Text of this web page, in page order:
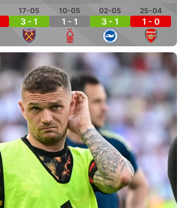
17-05
3 - 1
10-05
1 - 1
02-05
3 - 1
25-04
1 - 0